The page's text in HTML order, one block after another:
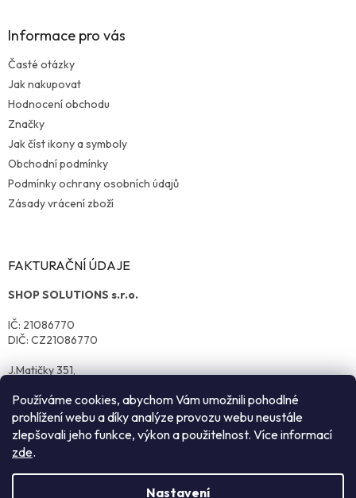
Používáme cookies, abychom Vám umožnili pohodlné
prohlížení webu a díky analýze provozu webu neustále
zlepšovali jeho funkce, výkon a použitelnost. Více informací
zde.
Nastavení
Informace pro vás
Časté otázky
Jak nakupovat
Hodnocení obchodu
Značky
Jak číst ikony a symboly
Obchodní podmínky
Podmínky ochrany osobních údajů
Zásady vrácení zboží
FAKTURAČNÍ ÚDAJE
SHOP SOLUTIONS s.r.o.
IČ: 21086770
DIČ: CZ21086770
J.Matičky 351,